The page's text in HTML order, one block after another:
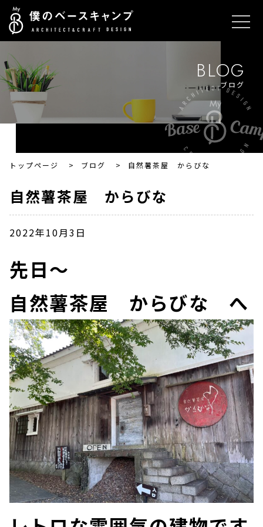
BLOG
ブログ
トップページ > ブログ > 自然薯茶屋 からびな
自然薯茶屋 からびな
2022年10月3日
先日～
自然薯茶屋 からびな へ